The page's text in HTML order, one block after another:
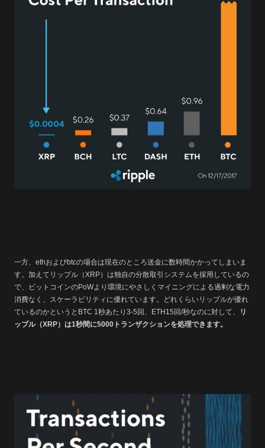
一方、ethおよびbtcの場合は現在のところ送金に数時間かかってしまいま
す。加えてリップル（XRP）は独自の分散取引システムを採用しているの
で、ビットコインのPoWより環境にやさしくマイニングによる過剰な電力
消費なく、スケーラビリティに優れています。どれくらいリップルが優れ
ているのかというとBTC 1秒あたり3-5回、ETH15回/秒なのに対して、
リ
ップル（XRP）は1秒間に5000トランザクションを処理できます。